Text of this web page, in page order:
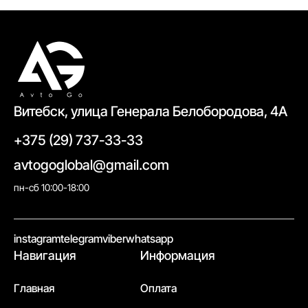
Витебск, улица Генерала Белобородова, 4А
+375 (29) 737-33-33
avtogoglobal@gmail.com
пн-сб 10:00-18:00
instagramtelegramviberwhatsapp
Навигация
Главная
Информация
Оплата